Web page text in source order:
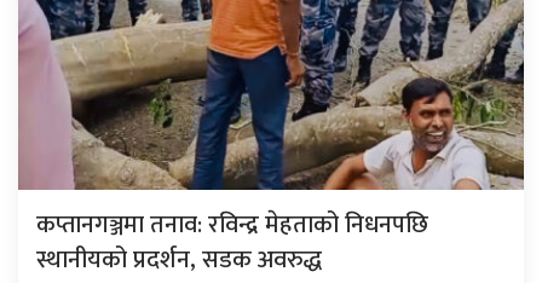
कप्तानगञ्जमा तनाव: रविन्द्र मेहताको निधनपछि
स्थानीयको प्रदर्शन, सडक अवरुद्ध